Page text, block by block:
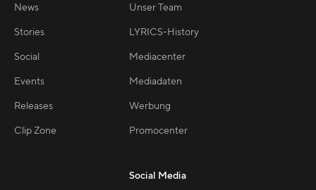
News
Stories
Social
Events
Releases
Clip Zone
Unser Team
LYRICS-History
Mediacenter
Mediadaten
Werbung
Promocenter
Social Media